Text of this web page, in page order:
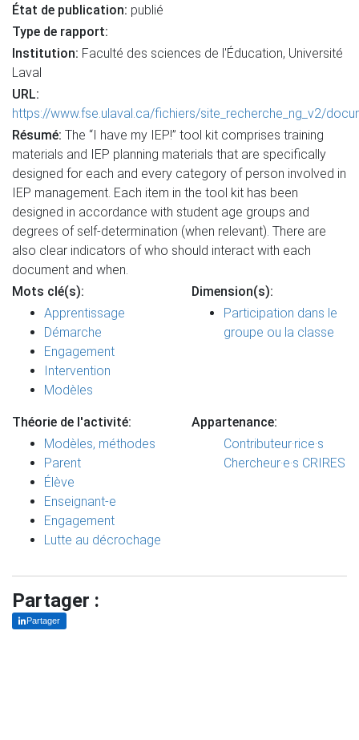
État de publication: publié
Type de rapport:
Institution: Faculté des sciences de l'Éducation, Université
Laval
URL:
https://www.fse.ulaval.ca/fichiers/site_recherche_ng_v2/
Résumé: The “I have my IEP!” tool kit comprises training
materials and IEP planning materials that are specifically
designed for each and every category of person involved in
IEP management. Each item in the tool kit has been
designed in accordance with student age groups and
degrees of self-determination (when relevant). There are
also clear indicators of who should interact with each
document and when.
Mots clé(s):
Apprentissage
Démarche
Engagement
Intervention
Modèles
Dimension(s):
Participation dans le
groupe ou la classe
Théorie de l'activité:
Modèles, méthodes
Parent
Élève
Enseignant-e
Engagement
Lutte au décrochage
Appartenance:
Contributeur·rice·s
Chercheur·e·s CRIRES
Partager :
Partager